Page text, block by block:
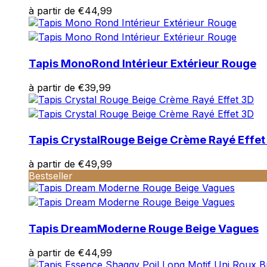
à partir de €44,99
Tapis MonoRond Intérieur Extérieur Rouge
à partir de €39,99
Tapis CrystalRouge Beige Crème Rayé
à partir de €49,99
Bestseller
Tapis DreamModerne Rouge Beige Vagues
à partir de €44,99